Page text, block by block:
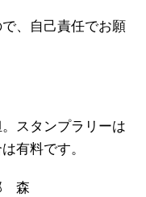
、自己責任でお願
スタンプラリーは
有料です。
森